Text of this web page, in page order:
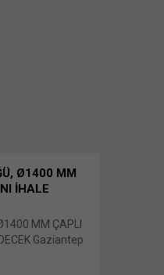
Ø1400 MM
İHALE
MM ÇAPLI
Gaziantep
Genel